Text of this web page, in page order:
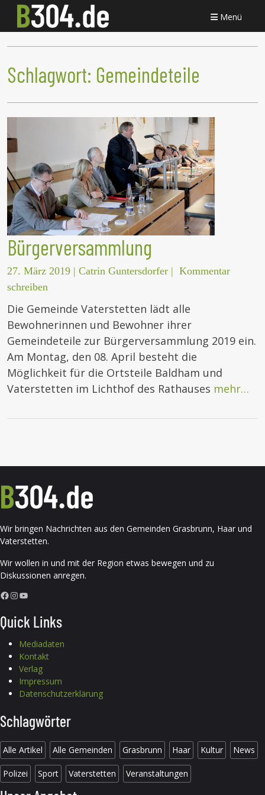
Menü
Schlagwort: Gemeindeteile
Bürgerversammlung
27. März 2019 | Catrin Guntersdorfer | Kommentar
schreiben
Die Gemeinde Vaterstetten lädt alle
Bewohnerinnen und Bewohner ihrer
Gemeindeteile zur Bürgerversammlung 2019 ein.
Am Montag, den 08. April besteht die
Möglichkeit für die Ortsteile Baldham und
Vaterstetten im Lichthof des Rathauses mehr…
Wir bringen Nachrichten aus den Gemeinden Grasbrunn, Haar und
Vaterstetten.
Wir wollen in und mit der Region etwas bewegen und zu
Diskussionen anregen.
Facebook InstagramYouTube
Quick Links
Mediadaten
Kontakt
Verlag
Impressum
Datenschutzerklärung
Schlagwörter
Alle Artikel Alle Gemeinden Grasbrunn Haar Kultur News
Polizei Sport Vaterstetten Veranstaltungen